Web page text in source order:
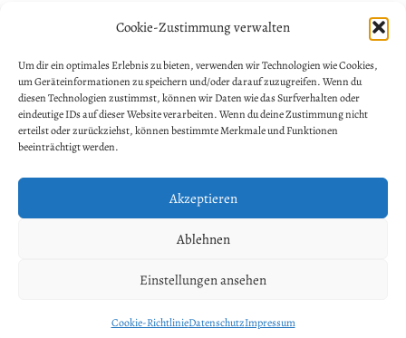
Cookie-Zustimmung verwalten
Um dir ein optimales Erlebnis zu bieten, verwenden wir Technologien wie Cookies,
um Geräteinformationen zu speichern und/oder darauf zuzugreifen. Wenn du
diesen Technologien zustimmst, können wir Daten wie das Surfverhalten oder
eindeutige IDs auf dieser Website verarbeiten. Wenn du deine Zustimmung nicht
erteilst oder zurückziehst, können bestimmte Merkmale und Funktionen
beeinträchtigt werden.
Akzeptieren
Ablehnen
Einstellungen ansehen
Cookie-RichtlinieDatenschutzImpressum
Allgemein
Vorname
Nachname
WordPress Theme: Dynamico by ThemeZee.